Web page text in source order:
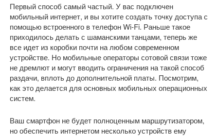
Первый способ самый частый. У вас подключен
мобильный интернет, и вы хотите создать точку доступа с
помощью встроенного в телефон Wi-Fi. Раньше такое
приходилось делать с шаманскими танцами, теперь же
все идет из коробки почти на любом современном
устройстве. Но мобильные операторы сотовой связи тоже
не дремлют и могут вводить ограничения на такой способ
раздачи, вплоть до дополнительной платы. Посмотрим,
как это делается для основных мобильных операционных
систем.
Ваш смартфон не будет полноценным маршрутизатором,
но обеспечить интернетом несколько устройств ему